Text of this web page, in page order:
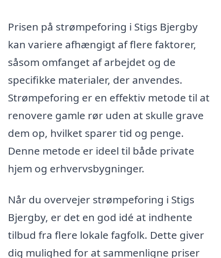
Prisen på strømpeforing i Stigs Bjergby
kan variere afhængigt af flere faktorer,
såsom omfanget af arbejdet og de
specifikke materialer, der anvendes.
Strømpeforing er en effektiv metode til at
renovere gamle rør uden at skulle grave
dem op, hvilket sparer tid og penge.
Denne metode er ideel til både private
hjem og erhvervsbygninger.
Når du overvejer strømpeforing i Stigs
Bjergby, er det en god idé at indhente
tilbud fra flere lokale fagfolk. Dette giver
dig mulighed for at sammenligne priser